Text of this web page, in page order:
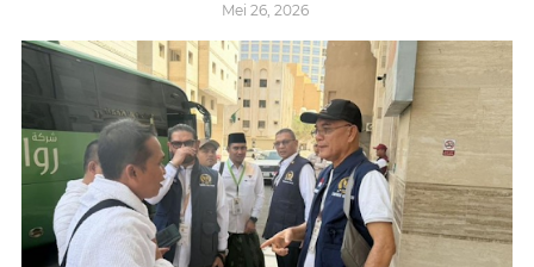
Mei 26, 2026